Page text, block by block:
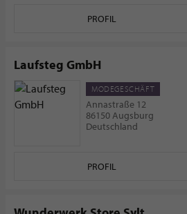
PROFIL
Laufsteg GmbH
MODEGESCHÄFT
Annastraße 12
86150 Augsburg
Deutschland
PROFIL